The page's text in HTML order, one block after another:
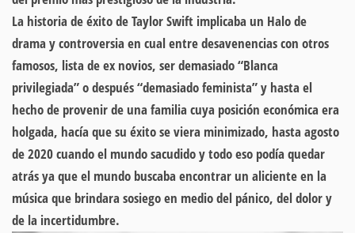
La historia de éxito de Taylor Swift implicaba un Halo de
drama y controversia en cual entre desavenencias con otros
famosos, lista de ex novios, ser demasiado “Blanca
privilegiada” o después “demasiado feminista” y hasta el
hecho de provenir de una familia cuya posición económica era
holgada, hacía que su éxito se viera minimizado, hasta agosto
de 2020 cuando el mundo sacudido y todo eso podía quedar
atrás ya que el mundo buscaba encontrar un aliciente en la
música que brindara sosiego en medio del pánico, del dolor y
de la incertidumbre.